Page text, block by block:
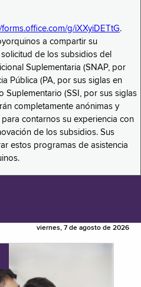
forms.office.com/g/iXXyiDETtG.
a compartir su
de los subsidios del
Suplementaria (SNAP, por
Pública (PA, por sus siglas en
Suplementario (SSI, por sus siglas
completamente anónimas y
contarnos su experiencia con
de los subsidios. Sus
estos programas de asistencia
viernes, 7 de agosto de 2026